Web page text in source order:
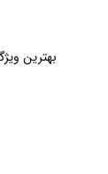
بهترین